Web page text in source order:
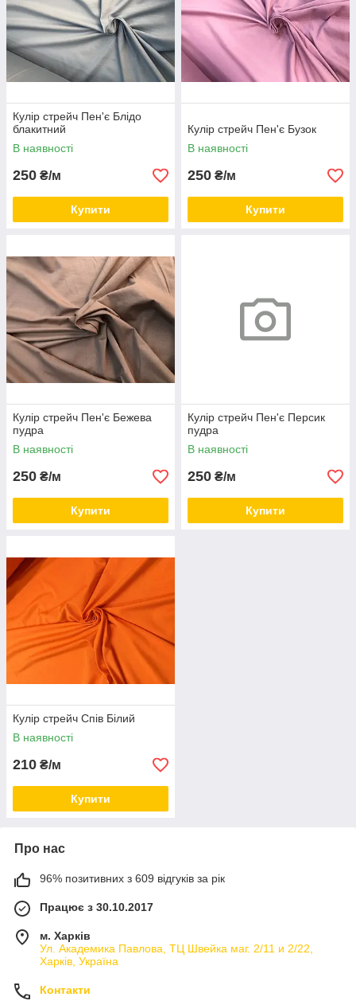
Кулір стрейч Пен'є Блідо
блакитний
В наявності
250 ₴/м
Купити
Кулір стрейч Пен'є Бузок
В наявності
250 ₴/м
Купити
Кулір стрейч Пен'є Бежева
пудра
В наявності
250 ₴/м
Купити
Кулір стрейч Пен'є Персик
пудра
В наявності
250 ₴/м
Купити
Кулір стрейч Спів Білий
В наявності
210 ₴/м
Купити
Про нас
96% позитивних з 609 відгуків за рік
Працює з 30.10.2017
м. Харків
Ул. Академика Павлова, ТЦ Швейка маг. 2/11 и 2/22,
Харків, Україна
Контакти